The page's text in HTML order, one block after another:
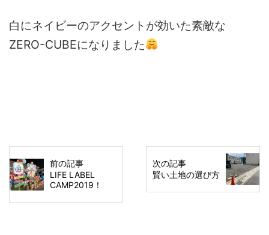
白にネイビーのアクセントが効いた素敵な
ZERO-CUBEになりました
前の記事
LIFE LABEL
CAMP2019！
次の記事
賢い土地の選び方